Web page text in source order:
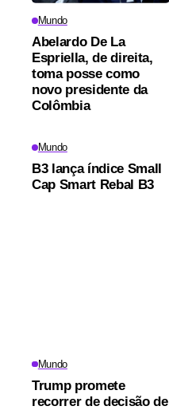
Mundo
Abelardo De La
Espriella, de direita,
toma posse como
novo presidente da
Colômbia
Mundo
B3 lança índice Small
Cap Smart Rebal B3
Mundo
Trump promete
recorrer de decisão de